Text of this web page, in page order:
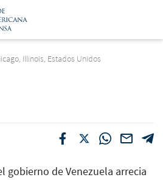
Illinois, Estados Unidos
gobierno de Venezuela arrecia